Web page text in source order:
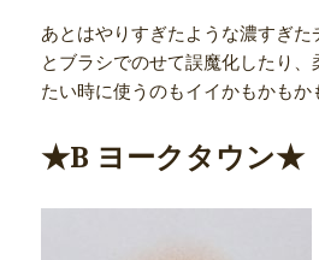
あとはやりすぎたような濃すぎた
とブラシでのせて誤魔化したり
たい時に使うのもイイかもかもか
★B ヨークタウン★